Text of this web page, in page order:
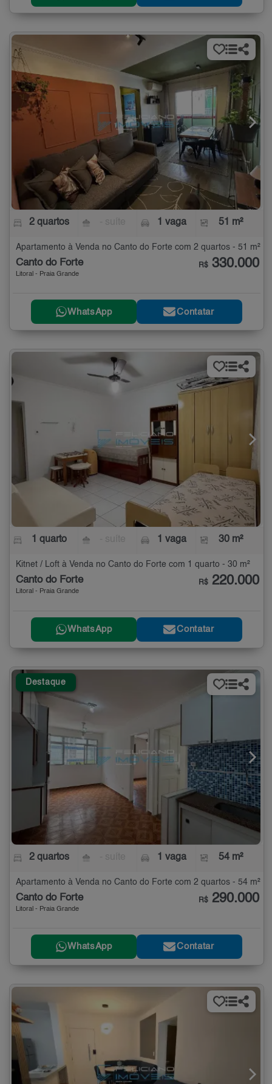
2 quartos 1 vaga 51 m²
Apartamento à Venda no Canto do Forte com 2 quartos - 51 m²
Canto do Forte
Litoral - Praia Grande
R$ 330.000
WhatsApp Contatar
1 quarto 1 vaga 30 m²
Kitnet / Loft à Venda no Canto do Forte com 1 quarto - 30 m²
Canto do Forte
Litoral - Praia Grande
R$ 220.000
WhatsApp Contatar
Destaque
2 quartos 1 vaga 54 m²
Apartamento à Venda no Canto do Forte com 2 quartos - 54 m²
Canto do Forte
Litoral - Praia Grande
R$ 290.000
WhatsApp Contatar